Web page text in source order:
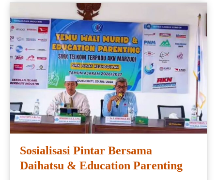
Sosialisasi Pintar Bersama
Daihatsu & Education Parenting